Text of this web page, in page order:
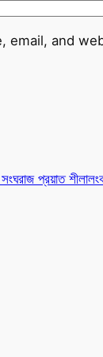
email, and
প্রয়াত